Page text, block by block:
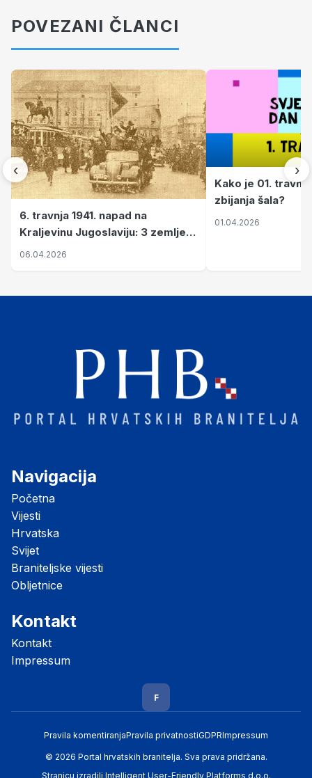
POVEZANI ČLANCI
‹
6. travnja 1941. napad na
Kraljevinu Jugoslaviju: 3 zemlje
nastale njenim raspadom
06.04.2026
Kako je 01.
zbijanja šala?
01.04.2026
›
Navigacija
Početna
Vijesti
Hrvatska
Svijet
Braniteljske vijesti
Obljetnice
Kontakt
Kontakt
Impressum
F
Pravila komentiranjaPravila privatnostiGDPRImpressum
© 2026 Portal hrvatskih branitelja. Sva prava pridržana.
Stranicu izradili Intelligent User-Friendly Platforms d.o.o.